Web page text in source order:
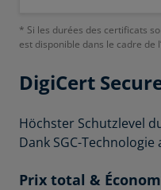
DigiCert
Höchster Schutzlevel
Dank SGC-
Prix total &
* Si les durées des certificats
est disponible dans le cadre de